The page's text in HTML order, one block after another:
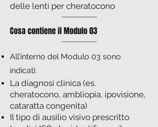
delle lenti per cheratocono
Cosa contiene il Modulo 03
All’interno del Modulo 03 sono
indicati:
La diagnosi clinica (es.
cheratocono, ambliopia, ipovisione,
cataratta congenita)
Il tipo di ausilio visivo prescritto